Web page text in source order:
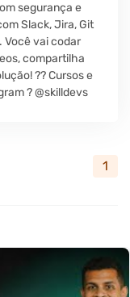
segurança e
Slack, Jira, Git
Você vai codar
compartilha
?? Cursos e
? @skilldevs
1